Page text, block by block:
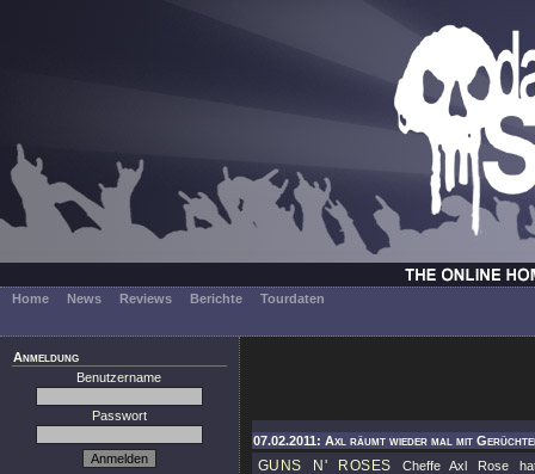
Home News Reviews Berichte Tourdaten
Anmeldung
Benutzername
Passwort
07.02.2011: Axl räumt wieder mal mit
GUNS N' ROSES Cheffe Axl Rose